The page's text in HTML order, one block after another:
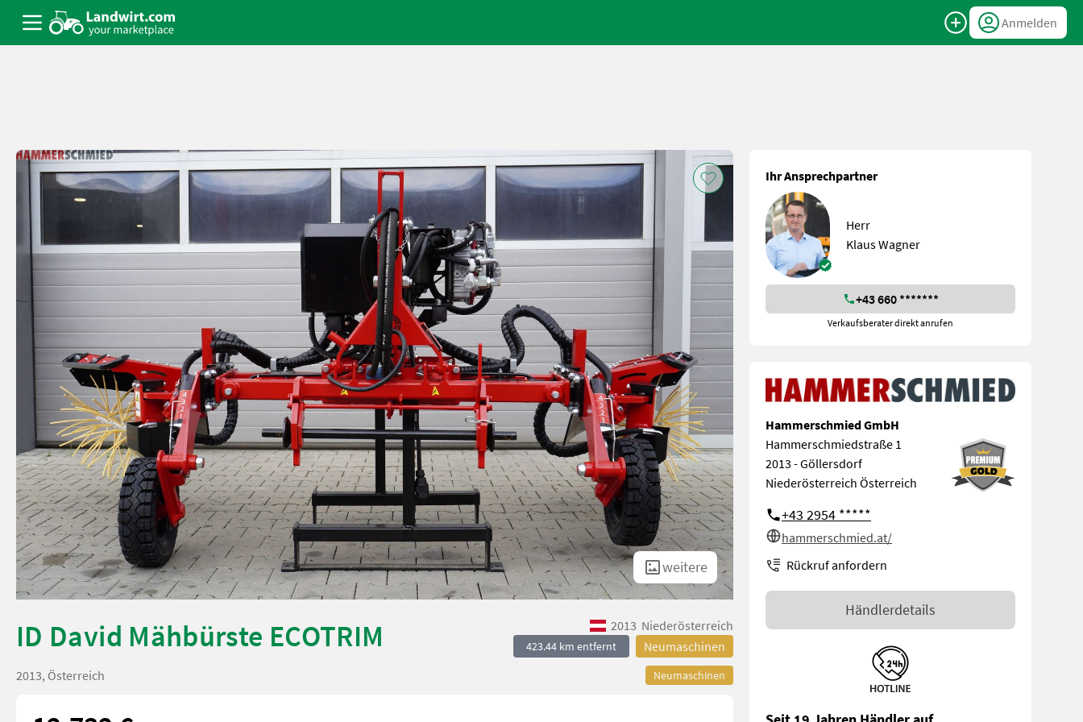
Anmelden
weitere
ID David Mähbürste ECOTRIM 2013 Niederösterreich
423.44 km entfernt Neumaschinen
Neumaschinen
2013, Österreich
Ihr Ansprechpartner
Herr
Klaus Wagner
+43 660 *******
Verkaufsberater direkt anrufen
Hammerschmied GmbH
Hammerschmiedstraße 1
2013 - Göllersdorf
Niederösterreich Österreich
+43 2954 *****
hammerschmied.at/
Rückruf anfordern
Händlerdetails